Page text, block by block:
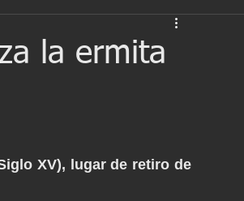
la ermita
XV), lugar de retiro de